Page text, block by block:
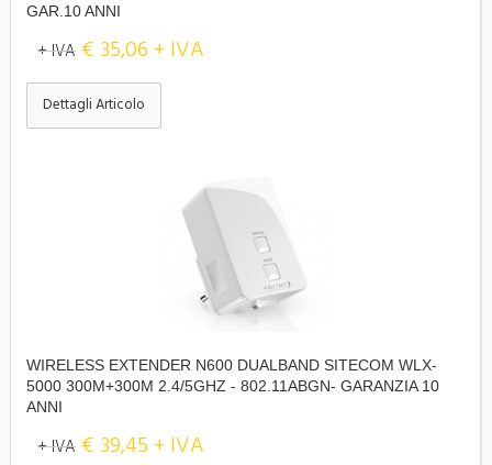
GAR.10 ANNI
+ IVA € 35,06 + IVA
Dettagli Articolo
WIRELESS EXTENDER N600 DUALBAND SITECOM WLX-
5000 300M+300M 2.4/5GHZ - 802.11ABGN- GARANZIA 10
ANNI
+ IVA € 39,45 + IVA